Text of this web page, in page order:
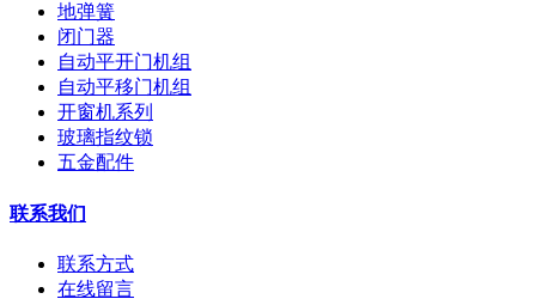
地弹簧
闭门器
自动平开门机组
自动平移门机组
开窗机系列
玻璃指纹锁
五金配件
联系我们
联系方式
在线留言